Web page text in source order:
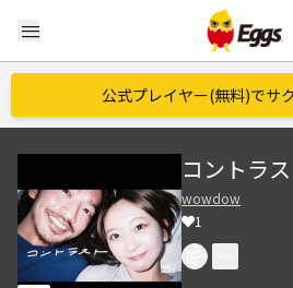
menu
公式プレイヤー(無料)でサ
コントラ
wowdow
1